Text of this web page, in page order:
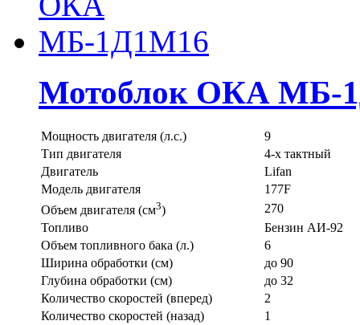
Мотоблок ОКА МБ-
Мощность двигателя (л.с.)
9
Тип двигателя
4-х тактный
Двигатель
Lifan
Модель двигателя
177F
Объем двигателя (см3)
270
Топливо
Бензин АИ-92
Объем топливного бака (л.)
6
Ширина обработки (см)
до 90
Глубина обработки (см)
до 32
Количество скоростей (вперед)
2
Количество скоростей (назад)
1